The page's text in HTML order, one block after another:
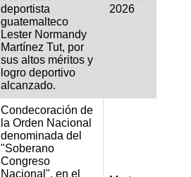
deportista
guatemalteco
Lester Normandy
Martínez Tut, por
sus altos méritos y
logro deportivo
alcanzado.
2026
Condecoración de
la Orden Nacional
denominada del
"Soberano
Congreso
Nacional", en el